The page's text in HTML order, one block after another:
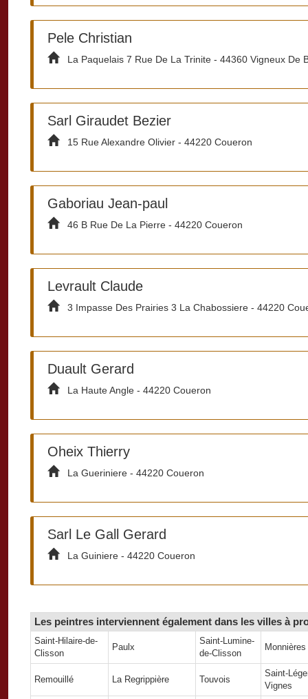
Pele Christian
La Paquelais 7 Rue De La Trinite - 44360 Vigneux De
Sarl Giraudet Bezier
15 Rue Alexandre Olivier - 44220 Coueron
Gaboriau Jean-paul
46 B Rue De La Pierre - 44220 Coueron
Levrault Claude
3 Impasse Des Prairies 3 La Chabossiere - 44220
Duault Gerard
La Haute Angle - 44220 Coueron
Oheix Thierry
La Gueriniere - 44220 Coueron
Sarl Le Gall Gerard
La Guiniere - 44220 Coueron
Les peintres interviennent également dans les villes à
Saint-Hilaire-de-
Clisson
Paulx
Saint-Lumine-
de-Clisson
Monnières
Remouillé La Regrippière Touvois
Saint-
Vignes